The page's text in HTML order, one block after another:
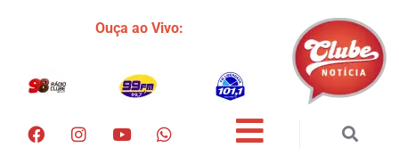
Ouça ao Vivo: